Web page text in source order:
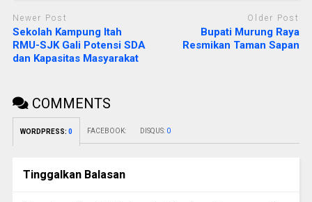
Newer Post
Sekolah Kampung Itah
RMU-SJK Gali Potensi SDA
dan Kapasitas Masyarakat
Older Post
Bupati Murung Raya
Resmikan Taman Sapan
COMMENTS
WORDPRESS: 0 FACEBOOK: DISQUS: 0
Tinggalkan Balasan